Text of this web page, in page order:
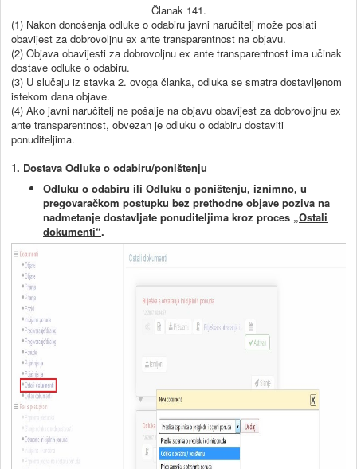
Članak 141.
(1) Nakon donošenja odluke o odabiru javni naručitelj može poslati
obavijest za dobrovoljnu ex ante transparentnost na objavu.
(2) Objava obavijesti za dobrovoljnu ex ante transparentnost ima učinak
dostave odluke o odabiru.
(3) U slučaju iz stavka 2. ovoga članka, odluka se smatra dostavljenom
istekom dana objave.
(4) Ako javni naručitelj ne pošalje na objavu obavijest za dobrovoljnu ex
ante transparentnost, obvezan je odluku o odabiru dostaviti
ponuditeljima.
1. Dostava Odluke o odabiru/poništenju
Odluku o odabiru ili Odluku o poništenju, iznimno, u
pregovaračkom postupku bez prethodne objave poziva na
nadmetanje dostavljate ponuditeljima kroz proces „Ostali
dokumenti“.